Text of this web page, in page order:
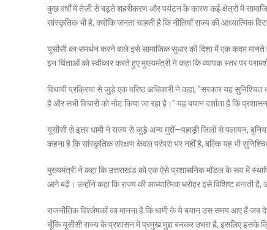
कुछ वर्षों में तेज़ी से बढ़ते शहरीकरण और पर्यटन के कारण कई क्षेत्रों में
सांस्कृतिक भी है, क्योंकि जनता चाहती है कि नीतियाँ राज्य की आध्यात्मिक
यूसीसी का समर्थन करने वाले इसे सामाजिक सुधार की दिशा में एक कदम
इन चिंताओं को स्वीकार करते हुए मुख्यमंत्री ने कहा कि व्यापक स्तर पर
विधायी प्रक्रिया से जुड़े एक वरिष्ठ अधिकारी ने कहा, “सरकार यह
है और सभी विचारों को नोट किया जा रहा है।” यह बयान दर्शाता है कि
यूसीसी से इतर धामी ने राज्य से जुड़े अन्य मुद्दों—पहाड़ी जिलों से पलायन,
कहना है कि सांस्कृतिक संरक्षण केवल परंपरा भर नहीं है, बल्कि यह भी
मुख्यमंत्री ने कहा कि उत्तराखंड को एक ऐसे प्रशासनिक मॉडल के रूप में
आगे बढ़ें। उन्होंने कहा कि राज्य की आध्यात्मिक धरोहर इसे विशिष्ट बनाती है,
राजनीतिक विश्लेषकों का मानना है कि धामी के ये बयान उस समय आए हैं जब
चूँकि यूसीसी राज्य के प्रशासन में प्रमुख मुद्दा बनकर उभरा है, इसलिए इसके